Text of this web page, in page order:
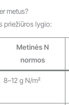
metus?
priežiūros lygio:
Metinės N
normos
8–12 g N/m²